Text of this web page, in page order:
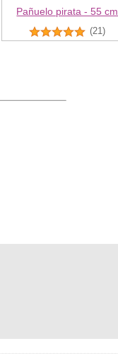
Pañuelo pirata - 55 cm
(21)